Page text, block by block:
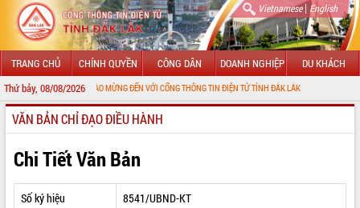
Vietnamese| English
TRANG CHỦ CHÍNH QUYỀN CÔNG DÂN DOANH NGHIỆP DU KHÁCH
Thứ bảy, 08/08/2026
CHÀO MỪNG ĐẾN VỚI CỔNG THÔNG TIN ĐIỆN TỬ TỈNH ĐẮK LẮK
GIỚI THIỆU
LÃNH ĐẠO UBND TỈNH
TIN TỨC SỰ KIỆN
VĂN BẢN CHỈ ĐẠO ĐIỀU HÀNH
Chi Tiết Văn Bản
Số ký hiệu
8541/UBND-KT